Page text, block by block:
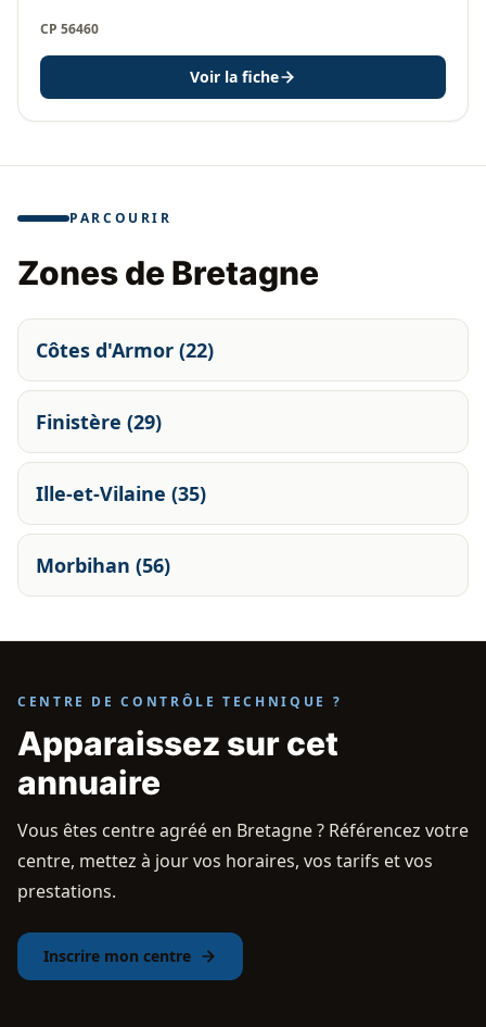
CP 56460
Voir la fiche
PARCOURIR
Zones de Bretagne
Côtes d'Armor (22)
Finistère (29)
Ille-et-Vilaine (35)
Morbihan (56)
CENTRE DE CONTRÔLE TECHNIQUE ?
Apparaissez sur cet
annuaire
Vous êtes centre agréé en Bretagne ? Référencez votre
centre, mettez à jour vos horaires, vos tarifs et vos
prestations.
Inscrire mon centre